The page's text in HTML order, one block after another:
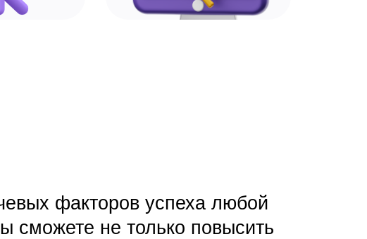
факторов успеха любой
сможете не только повысить